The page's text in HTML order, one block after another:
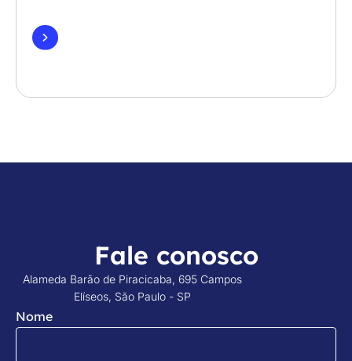
Fale conosco
Alameda Barão de Piracicaba, 695 Campos
Elíseos, São Paulo - SP
Nome